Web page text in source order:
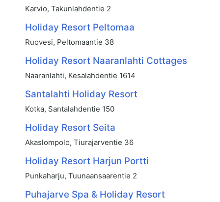
Karvio, Takunlahdentie 2
Holiday Resort Peltomaa
Ruovesi, Peltomaantie 38
Holiday Resort Naaranlahti Cottages
Naaranlahti, Kesalahdentie 1614
Santalahti Holiday Resort
Kotka, Santalahdentie 150
Holiday Resort Seita
Akaslompolo, Tiurajarventie 36
Holiday Resort Harjun Portti
Punkaharju, Tuunaansaarentie 2
Puhajarve Spa & Holiday Resort